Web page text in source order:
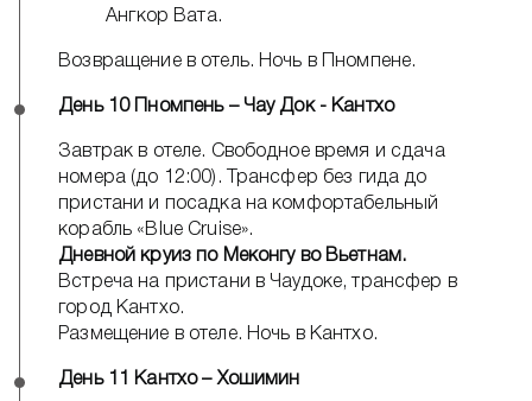
Ангкор Вата.
Возвращение в отель. Ночь в Пномпене.
День 10 Пномпень – Чау Док - Кантхо
Завтрак в отеле. Свободное время и сдача
номера (до 12:00). Трансфер без гида до
пристани и посадка на комфортабельный
корабль «Blue Cruise».
Дневной круиз по Меконгу во Вьетнам.
Встреча на пристани в Чаудоке, трансфер в
город Кантхо.
Размещение в отеле. Ночь в Кантхо.
День 11 Кантхо – Хошимин